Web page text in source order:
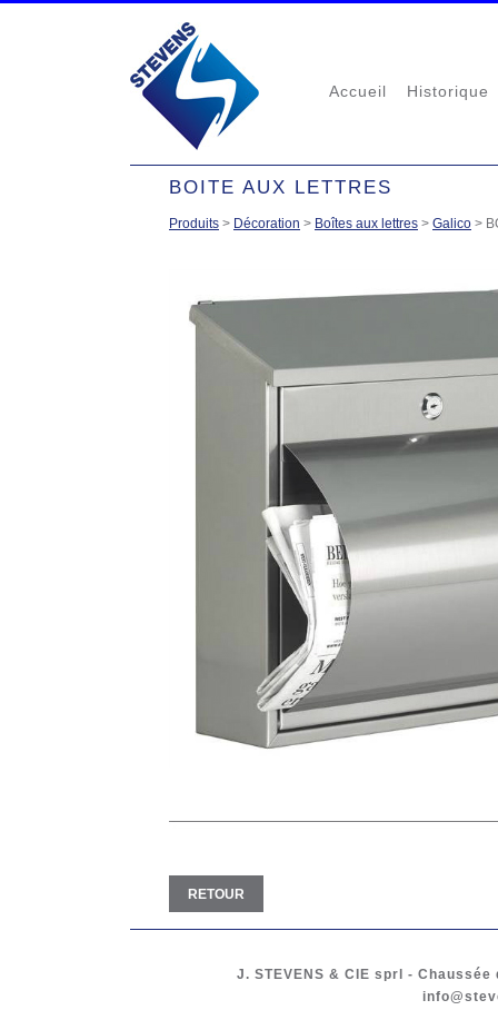
Accueil Historique
BOITE AUX LETTRES
Produits > Décoration > Boîtes aux lettres > Galico >
RETOUR
J. STEVENS & CIE sprl - Chaussée